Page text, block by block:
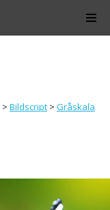
> Bildscript > Gråskala